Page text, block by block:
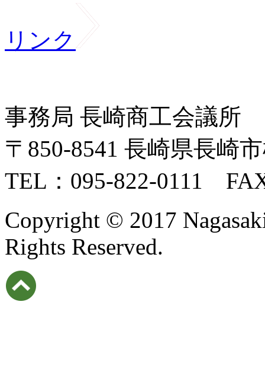
リンク
事務局 長崎商工会議所
〒850-8541 長崎県長崎
TEL：095-822-0111
Copyright © 2017
Rights Reserved.